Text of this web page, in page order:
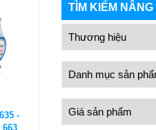
-
663
TÌM KIẾM NÂNG